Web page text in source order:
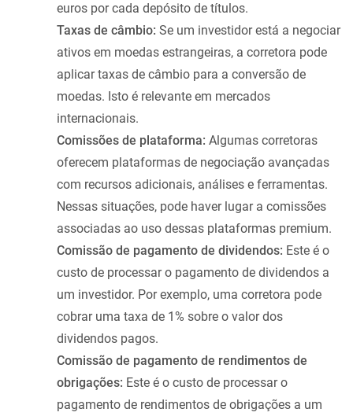
euros por cada depósito de títulos.
Taxas de câmbio: Se um investidor está a negociar
ativos em moedas estrangeiras, a corretora pode
aplicar taxas de câmbio para a conversão de
moedas. Isto é relevante em mercados
internacionais.
Comissões de plataforma: Algumas corretoras
oferecem plataformas de negociação avançadas
com recursos adicionais, análises e ferramentas.
Nessas situações, pode haver lugar a comissões
associadas ao uso dessas plataformas premium.
Comissão de pagamento de dividendos: Este é o
custo de processar o pagamento de dividendos a
um investidor. Por exemplo, uma corretora pode
cobrar uma taxa de 1% sobre o valor dos
dividendos pagos.
Comissão de pagamento de rendimentos de
obrigações: Este é o custo de processar o
pagamento de rendimentos de obrigações a um